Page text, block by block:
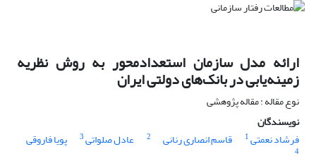
ارائه مدل سازمان استعدادمحور به روش نظریه
زمینه‌یابی در بانک‌های دولتی ایران
نوع مقاله : مقاله پژوهشی
نویسندگان
فرشاد نعمتی1 قاسم انصاری رنانی 2 عادل صلواتی3 پویا فاروقی
4